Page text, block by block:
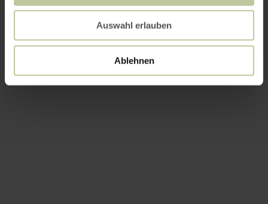
Auswahl erlauben
Ablehnen